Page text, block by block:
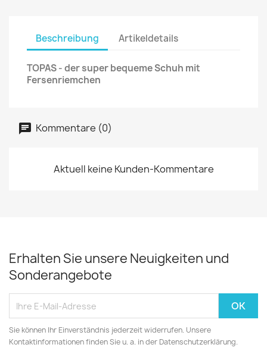
Beschreibung Artikeldetails
TOPAS - der super bequeme Schuh mit
Fersenriemchen
Kommentare (0)
Aktuell keine Kunden-Kommentare
Erhalten Sie unsere Neuigkeiten und
Sonderangebote
Sie können Ihr Einverständnis jederzeit widerrufen. Unsere
Kontaktinformationen finden Sie u. a. in der Datenschutzerklärung.